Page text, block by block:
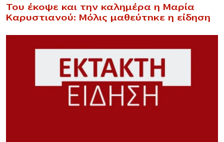
Του έκοψε και την καλημέρα η Μαρία
Καρυστιανού: Μόλις μαθεύτnκε η είδηση